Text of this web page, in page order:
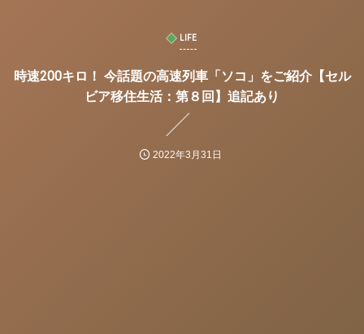
LIFE
時速200キロ！ 今話題の高速列車「ソコ」をご紹介【セル
ビア移住生活：第８回】追記あり
2022年3月31日